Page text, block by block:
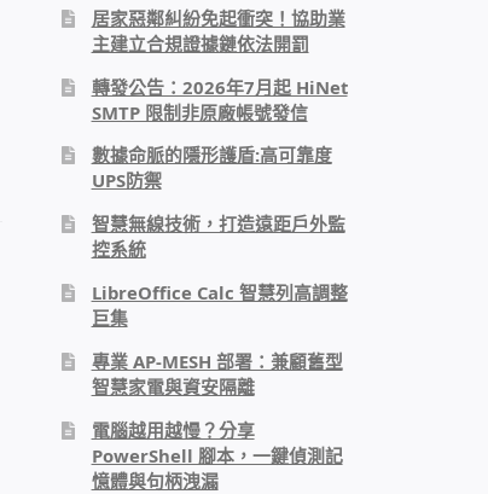
居家惡鄰糾紛免起衝突！協助業
主建立合規證據鏈依法開罰
轉發公告：2026年7月起 HiNet
SMTP 限制非原廠帳號發信
數據命脈的隱形護盾:高可靠度
UPS防禦
智慧無線技術，打造遠距戶外監
控系統
LibreOffice Calc 智慧列高調整
巨集
專業 AP-MESH 部署：兼顧舊型
智慧家電與資安隔離
電腦越用越慢？分享
PowerShell 腳本，一鍵偵測記
憶體與句柄洩漏